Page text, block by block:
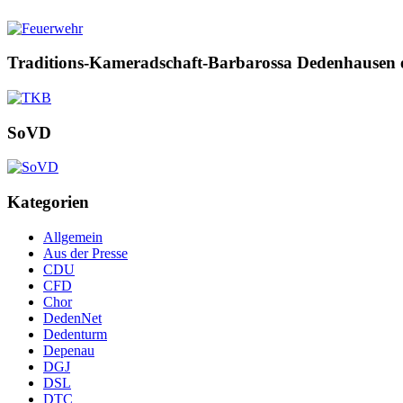
Traditions-Kameradschaft-Barbarossa Dedenhausen
SoVD
Kategorien
Allgemein
Aus der Presse
CDU
CFD
Chor
DedenNet
Dedenturm
Depenau
DGJ
DSL
DTC